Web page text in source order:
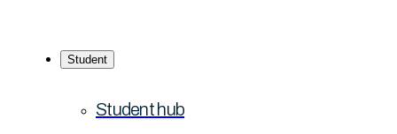
Student
Student hub